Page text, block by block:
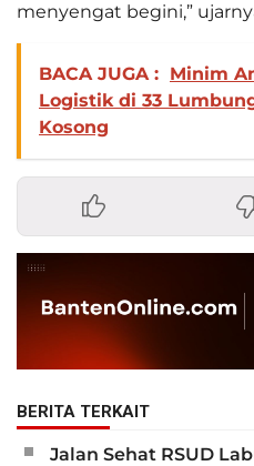
menyengat begini,”
BACA JUGA : Minim
Logistik di 33
Kosong
BERITA TERKAIT
Jalan Sehat RSUD